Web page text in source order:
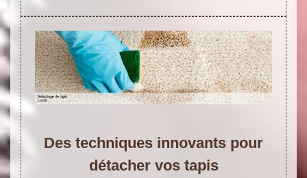
Des techniques innovants pour
détacher vos tapis